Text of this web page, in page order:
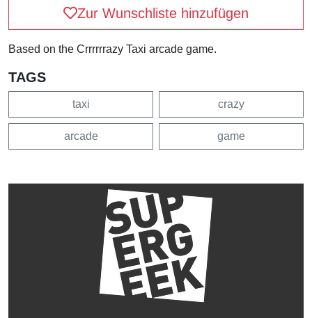
Zur Wunschliste hinzufügen
Based on the Crrrrrrazy Taxi arcade game.
TAGS
taxi crazy
arcade game